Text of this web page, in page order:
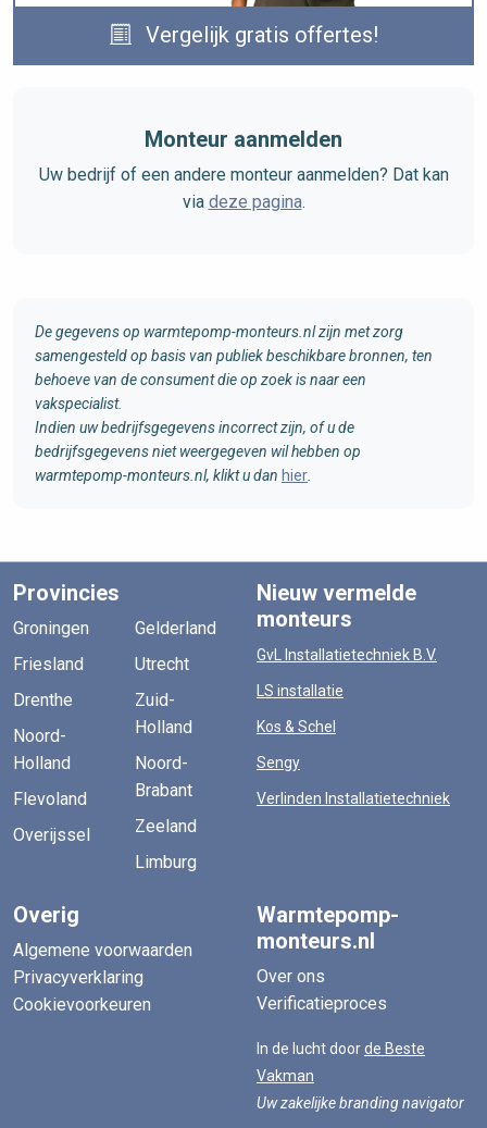
Vergelijk gratis offertes!
Monteur aanmelden
Uw bedrijf of een andere monteur aanmelden? Dat kan
via deze pagina.
De gegevens op warmtepomp-monteurs.nl zijn met zorg
samengesteld op basis van publiek beschikbare bronnen, ten
behoeve van de consument die op zoek is naar een
vakspecialist.
Indien uw bedrijfsgegevens incorrect zijn, of u de
bedrijfsgegevens niet weergegeven wil hebben op
warmtepomp-monteurs.nl, klikt u dan hier
Provincies
Groningen
Friesland
Drenthe
Noord-
Holland
Flevoland
Overijssel
Gelderland
Utrecht
Zuid-
Holland
Noord-
Brabant
Zeeland
Limburg
Nieuw vermelde
monteurs
GvL Installatietechniek B.V.
LS installatie
Kos & Schel
Sengy
Verlinden Installatietechniek
Overig
Algemene voorwaarden
Privacyverklaring
Cookievoorkeuren
Warmtepomp-
monteurs.nl
Over ons
Verificatieproces
In de lucht doorde Beste
Vakman
Uw zakelijke branding navigator